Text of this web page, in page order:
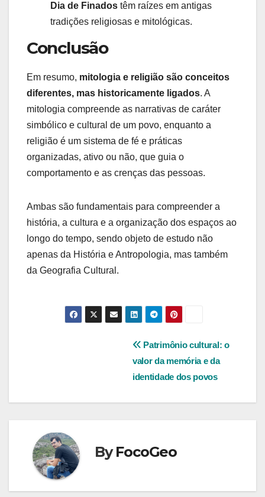
Dia de Finados têm raízes em antigas
tradições religiosas e mitológicas.
Conclusão
Em resumo, mitologia e religião são conceitos
diferentes, mas historicamente ligados. A
mitologia compreende as narrativas de caráter
simbólico e cultural de um povo, enquanto a
religião é um sistema de fé e práticas
organizadas, ativo ou não, que guia o
comportamento e as crenças das pessoas.
Ambas são fundamentais para compreender a
história, a cultura e a organização dos espaços ao
longo do tempo, sendo objeto de estudo não
apenas da História e Antropologia, mas também
da Geografia Cultural.
Post
Patrimônio cultural: o
valor da memória e da
identidade dos povos
ByFocoGeo